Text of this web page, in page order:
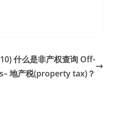
什么是非产权查询 Off-
地产税(property tax)？